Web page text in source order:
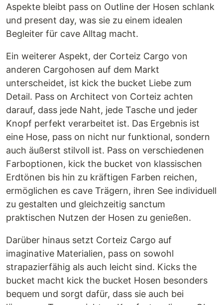
Aspekte bleibt pass on Outline der Hosen schlank
und present day, was sie zu einem idealen
Begleiter für cave Alltag macht.
Ein weiterer Aspekt, der Corteiz Cargo von
anderen Cargohosen auf dem Markt
unterscheidet, ist kick the bucket Liebe zum
Detail. Pass on Architect von Corteiz achten
darauf, dass jede Naht, jede Tasche und jeder
Knopf perfekt verarbeitet ist. Das Ergebnis ist
eine Hose, pass on nicht nur funktional, sondern
auch äußerst stilvoll ist. Pass on verschiedenen
Farboptionen, kick the bucket von klassischen
Erdtönen bis hin zu kräftigen Farben reichen,
ermöglichen es cave Trägern, ihren See individuell
zu gestalten und gleichzeitig sanctum
praktischen Nutzen der Hosen zu genießen.
Darüber hinaus setzt Corteiz Cargo auf
imaginative Materialien, pass on sowohl
strapazierfähig als auch leicht sind. Kicks the
bucket macht kick the bucket Hosen besonders
bequem und sorgt dafür, dass sie auch bei